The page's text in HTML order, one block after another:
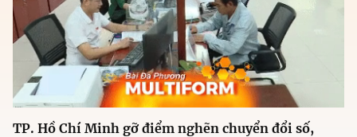
TP. Hồ Chí Minh gỡ điểm nghẽn chuyển đổi số,